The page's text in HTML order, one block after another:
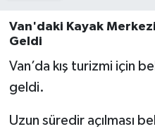
Van'daki Kayak
Geldi
Van’da kış turizmi için
geldi.
Uzun süredir açılması